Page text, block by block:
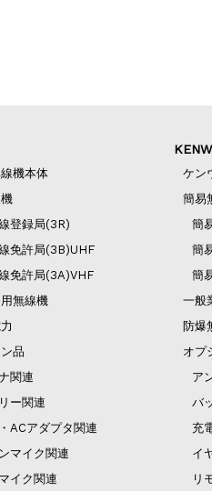
機本体
登録局(3R)
免許局(3B)UHF
免許局(3A)VHF
無線機
品
関連
ー関連
ACアダプタ関連
マイク関連
イク関連
ケン
簡易
簡
簡
簡
一般
防爆
オプ
ア
バ
充
イ
リ